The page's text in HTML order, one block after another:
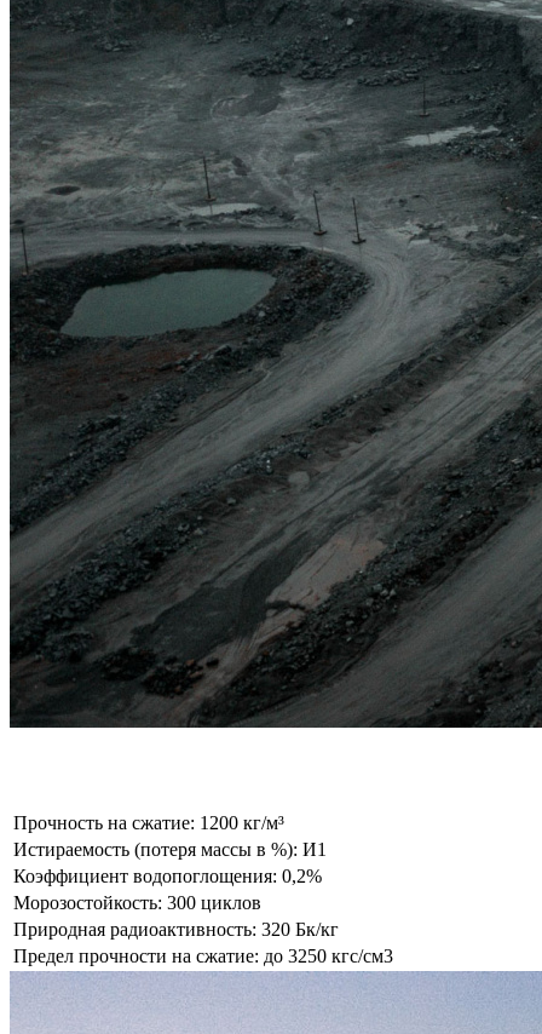
Прочность на сжатие: 1200 кг/м³
Истираемость (потеря массы в %): И1
Коэффициент водопоглощения: 0,2%
Морозостойкость: 300 циклов
Природная радиоактивность: 320 Бк/кг
Предел прочности на сжатие: до 3250 кгс/см3